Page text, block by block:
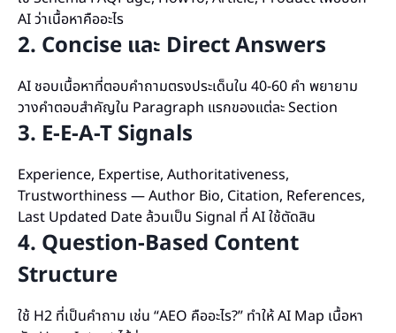
AI ว่าเนื้อหาคืออะไร
2. Concise และ Direct Answers
AI ชอบเนื้อหาที่ตอบคำถามตรงประเด็นใน 40-60 คำ พยายาม
วางคำตอบสำคัญใน Paragraph แรกของแต่ละ Section
3. E-E-A-T Signals
Experience, Expertise, Authoritativeness,
Trustworthiness — Author Bio, Citation, References,
Last Updated Date ล้วนเป็น Signal ที่ AI ใช้ตัดสิน
4. Question-Based Content
Structure
ใช้ H2 ที่เป็นคำถาม เช่น “AEO คืออะไร?” ทำให้ AI Map เนื้อหา